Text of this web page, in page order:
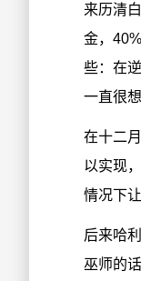
来历清
金，
些：在
一直很
在十二
以实现
情况下
后来哈
巫师的